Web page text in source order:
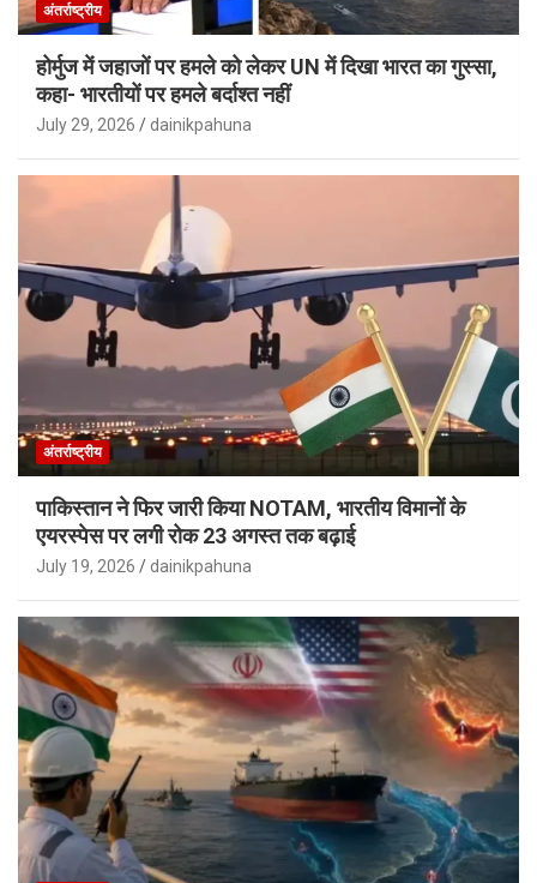
अंतर्राष्ट्रीय
होर्मुज में जहाजों पर हमले को लेकर UN में दिखा भारत का गुस्सा,
कहा- भारतीयों पर हमले बर्दाश्त नहीं
July 29, 2026 dainikpahuna
अंतर्राष्ट्रीय
पाकिस्तान ने फिर जारी किया NOTAM, भारतीय विमानों के
एयरस्पेस पर लगी रोक 23 अगस्त तक बढ़ाई
July 19, 2026 dainikpahuna